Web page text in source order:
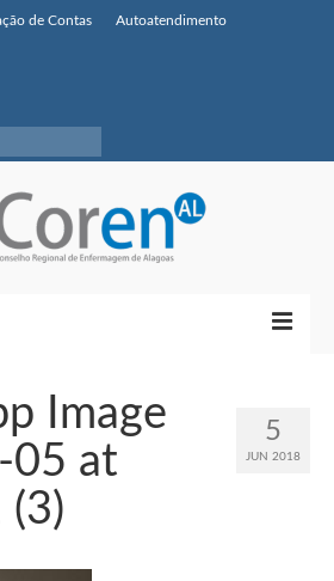
de Contas Autoatendimento
AL
de futuro e valores
5
JUN 2018
Image
05 at